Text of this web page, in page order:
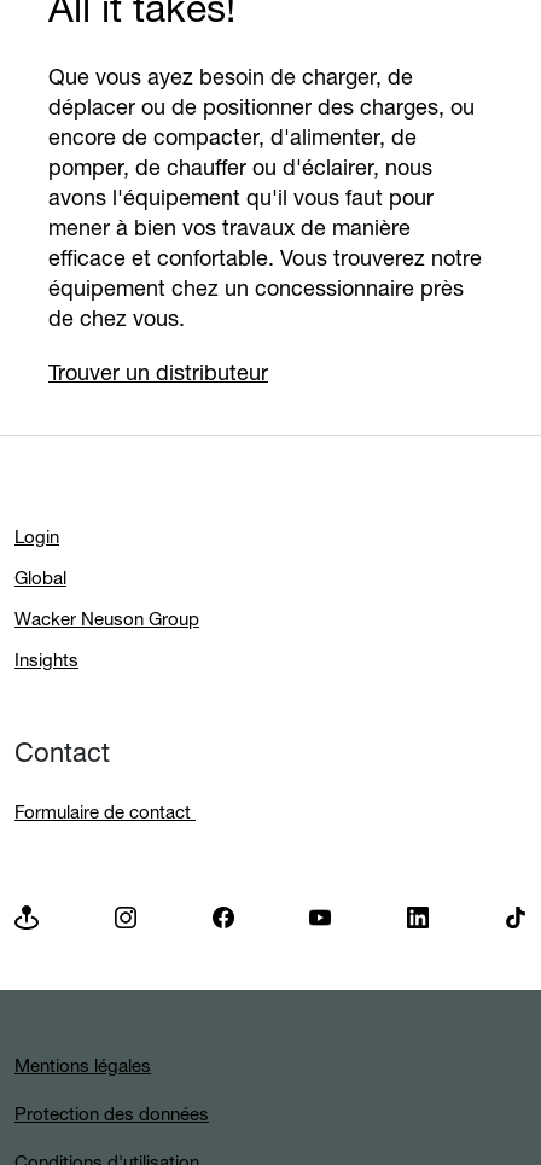
Que vous ayez besoin de charger, de
déplacer ou de positionner des charges, ou
encore de compacter, d'alimenter, de
pomper, de chauffer ou d'éclairer, nous
avons l'équipement qu'il vous faut pour
mener à bien vos travaux de manière
efficace et confortable. Vous trouverez notre
équipement chez un concessionnaire près
de chez vous.
Trouver un distributeur
Login
Global
Wacker Neuson Group
Insights
Contact
Formulaire de contact
Mentions légales
Protection des données